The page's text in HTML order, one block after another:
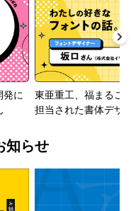
発に
東亜重工、福まるご
担当された書体デザ
知らせ